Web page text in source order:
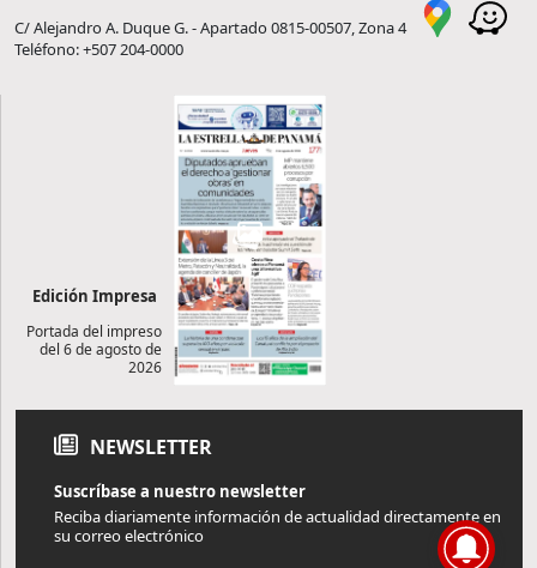
C/ Alejandro A. Duque G. - Apartado 0815-00507, Zona 4
Teléfono: +507 204-0000
Edición Impresa
Portada del impreso
del 6 de agosto de
2026
NEWSLETTER
Suscríbase a nuestro newsletter
Reciba diariamente información de actualidad directamente en
su correo electrónico